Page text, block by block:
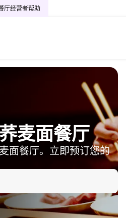
厅经营者帮助
麦面餐厅
面餐厅。立即预订您的